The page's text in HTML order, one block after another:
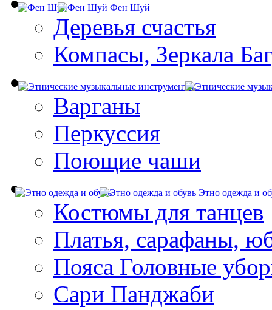
Фен Шуй
Деревья счастья
Компасы, Зеркала
Варганы
Перкуссия
Поющие чаши
Этно одежда и
Костюмы для танцев
Платья, сарафаны,
Пояса Головные
Сари Панджаби